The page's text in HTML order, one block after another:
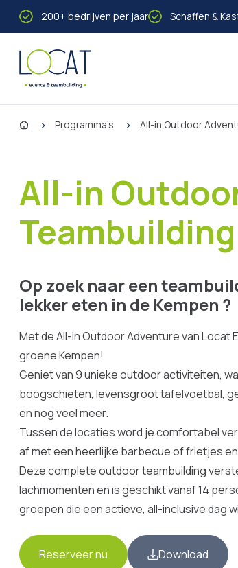
Naar inhoud200+ bedrijven per jaar Schaffen &
HomeProgramma’s All-in Outdoor
All-in
Teambuilding
Op zoek naar een
lekker eten in de Kempen ?
Met de All-in Outdoor Adventure van
groene Kempen!
Geniet van 9 unieke outdoor activiteiten,
boogschieten, levensgroot tafelvoetbal,
en nog veel meer.
Tussen de locaties word je comfortabel
af met een heerlijke barbecue of frietjes
Deze complete outdoor teambuilding
lachmomenten en is geschikt vanaf 14
groepen die een actieve, all-inclusive dag
Reserveer nu Download